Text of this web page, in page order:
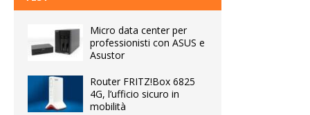
Micro data center per
professionisti con ASUS e
Asustor
Router FRITZ!Box 6825
4G, l’ufficio sicuro in
mobilità